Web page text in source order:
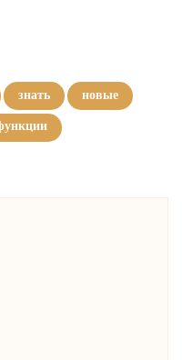
знать
новые